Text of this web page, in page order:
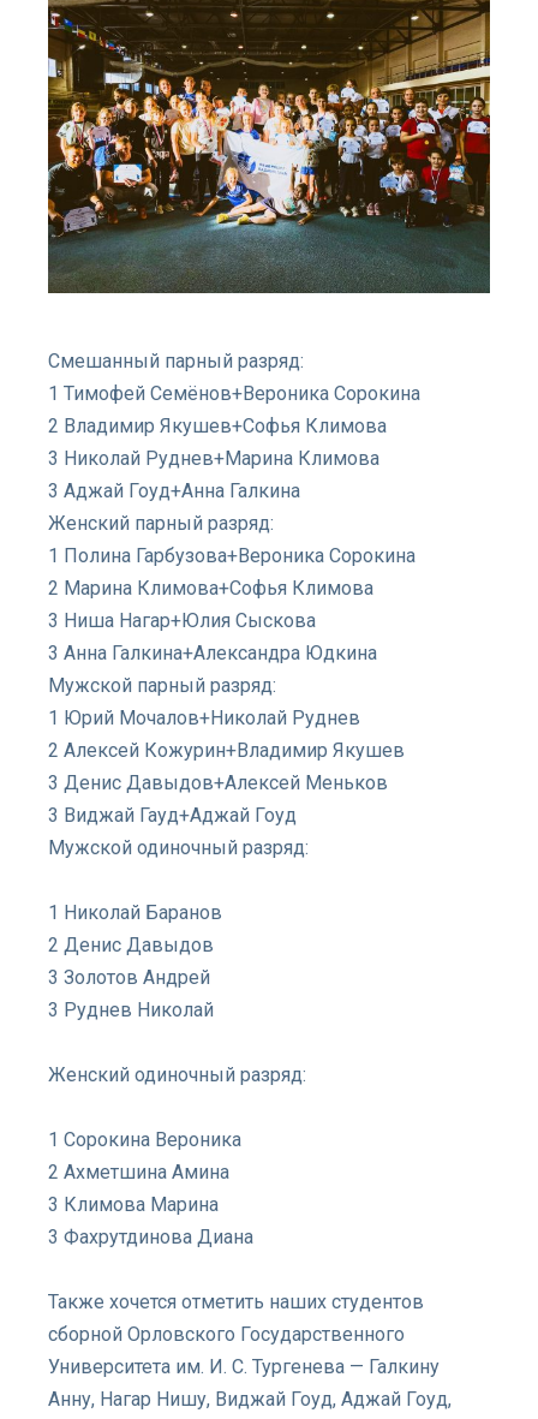
Смешанный парный разряд:
1 Тимофей Семёнов+Вероника Сорокина
2 Владимир Якушев+Софья Климова
3 Николай Руднев+Марина Климова
3 Аджай Гоуд+Анна Галкина
Женский парный разряд:
1 Полина Гарбузова+Вероника Сорокина
2 Марина Климова+Софья Климова
3 Ниша Нагар+Юлия Сыскова
3 Анна Галкина+Александра Юдкина
Мужской парный разряд:
1 Юрий Мочалов+Николай Руднев
2 Алексей Кожурин+Владимир Якушев
3 Денис Давыдов+Алексей Меньков
3 Виджай Гауд+Аджай Гоуд
Мужской одиночный разряд:
1 Николай Баранов
2 Денис Давыдов
3 Золотов Андрей
3 Руднев Николай
Женский одиночный разряд:
1 Сорокина Вероника
2 Ахметшина Амина
3 Климова Марина
3 Фахрутдинова Диана
Также хочется отметить наших студентов
сборной Орловского Государственного
Университета им. И. С. Тургенева — Галкину
Анну, Нагар Нишу, Виджай Гоуд, Аджай Гоуд,